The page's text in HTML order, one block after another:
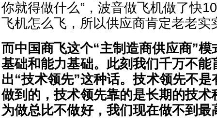
你就得做什么”，波音做飞机做了快
飞机怎么飞，所以供应商肯定老老实
而中国商飞这个“主制造商供应商”模
基础和能力基础。此刻我们千万不能
出“技术领先”这种话。技术领先不
做到的，技术领先靠的是长期的技术
为做总比不做好，我们现在做不到最